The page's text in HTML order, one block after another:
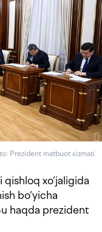
Prezident matbuot xizmati
xo‘jaligida
bo‘yicha
haqda prezident